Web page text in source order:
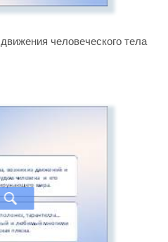
человеческого тела